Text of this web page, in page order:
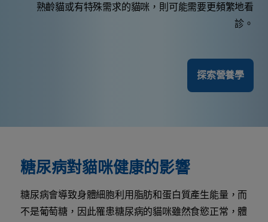
熟齡貓或有特殊需求的貓咪，則可能需要更頻繁地看
診。
探索營養學
糖尿病對貓咪健康的影響
糖尿病會導致身體細胞利用脂肪和蛋白質產生能量，而
不是葡萄糖，因此罹患糖尿病的貓咪雖然食慾正常，體